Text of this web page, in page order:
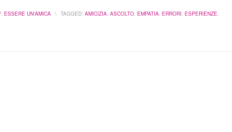
, ESSERE UN'AMICA \ TAGGED: AMICIZIA, ASCOLTO, EMPATIA, ERRORI, ESPERIENZE,